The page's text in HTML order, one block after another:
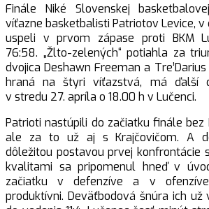
Finále Niké Slovenskej
víťazne basketbalisti Patriotov Levice,
uspeli v prvom zápase proti BKM
76:58. „Žlto-zelených“ potiahla za
dvojica Deshawn Freeman a
hraná na štyri víťazstvá, má ďalší
v stredu 27. apríla o 18.00 h v Lučenci.
Patrioti nastúpili do začiatku finále bez
ale za to už aj s Krajčovičom. A
dôležitou postavou prvej konfrontácie
kvalitami sa pripomenul hneď v
začiatku v defenzíve a v
produktívni. Deväťbodová šnúra ich